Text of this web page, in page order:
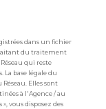
dans un fichier
du traitement
qui reste
La base légale du
Elles sont
à l'Agence / au
vous disposez des